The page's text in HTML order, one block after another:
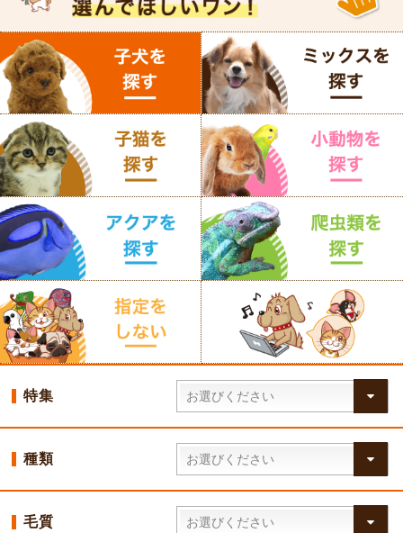
特集
種類
毛質